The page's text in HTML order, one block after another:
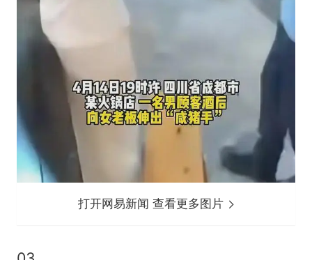
打开网易新闻 查看更多图片